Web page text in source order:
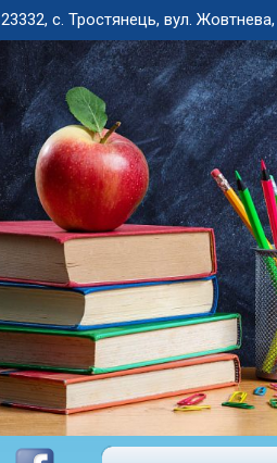
23332, с. Тростянець, вул.